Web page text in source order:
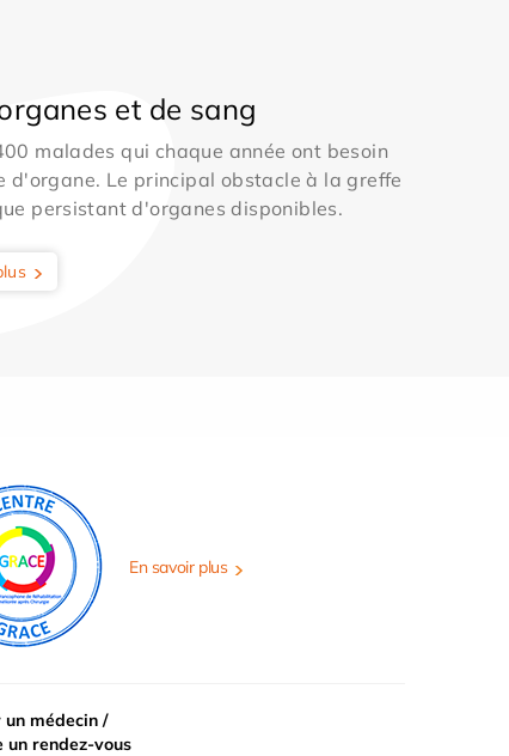
et de sang
malades qui chaque année ont besoin
d'organe. Le principal obstacle à la greffe
persistant d'organes disponibles.
En savoir plus
un médecin /
un rendez-vous